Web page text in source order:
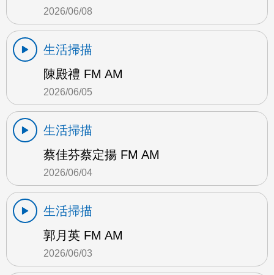
2026/06/08
生活掃描
陳殿禮 FM AM
2026/06/05
生活掃描
蔡佳芬蔡定揚 FM AM
2026/06/04
生活掃描
郭月英 FM AM
2026/06/03